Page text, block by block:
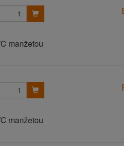
manžetou
manžetou